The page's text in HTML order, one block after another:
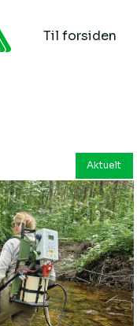
Til forsiden
Aktuelt